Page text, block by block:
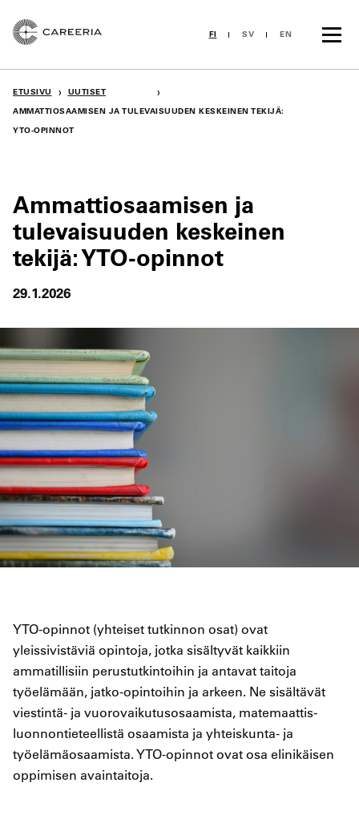
sisältöön
FI SV EN
ETUSIVU › UUTISET ›
AMMATTIOSAAMISEN JA TULEVAISUUDEN KESKEINEN TEKIJÄ:
YTO-OPINNOT
Ammattiosaamisen ja
tulevaisuuden keskeinen
tekijä: YTO-opinnot
29.1.2026
YTO-opinnot (yhteiset tutkinnon osat) ovat
yleissivistäviä opintoja, jotka sisältyvät kaikkiin
ammatillisiin perustutkintoihin ja antavat taitoja
työelämään, jatko-opintoihin ja arkeen. Ne sisältävät
viestintä- ja vuorovaikutusosaamista, matemaattis-
luonnontieteellistä osaamista ja yhteiskunta- ja
työelämäosaamista. YTO-opinnot ovat osa elinikäisen
oppimisen avaintaitoja.